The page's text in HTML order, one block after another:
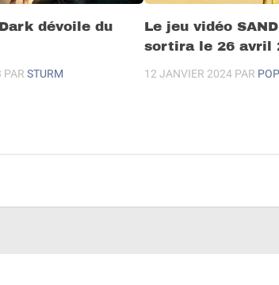
dévoile du
PARSTURM
Le jeu vidéo
sortira le 26 avril
12 JANVIER 2024 PAR